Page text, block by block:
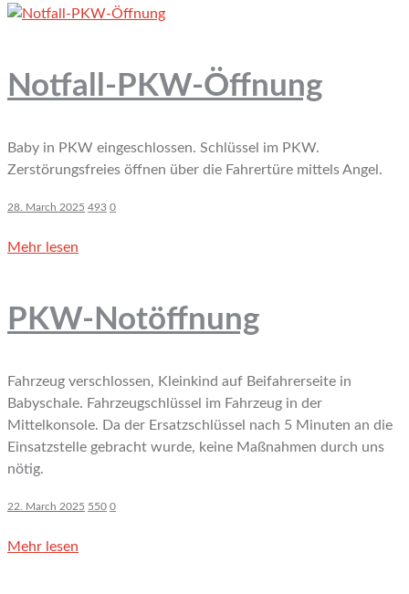
Notfall-PKW-Öffnung
Baby in PKW eingeschlossen. Schlüssel im PKW.
Zerstörungsfreies öffnen über die Fahrertüre mittels Angel.
28. March 2025 493 0
Mehr lesen
PKW-Notöffnung
Fahrzeug verschlossen, Kleinkind auf Beifahrerseite in
Babyschale. Fahrzeugschlüssel im Fahrzeug in der
Mittelkonsole. Da der Ersatzschlüssel nach 5 Minuten an die
Einsatzstelle gebracht wurde, keine Maßnahmen durch uns
nötig.
22. March 2025 550 0
Mehr lesen